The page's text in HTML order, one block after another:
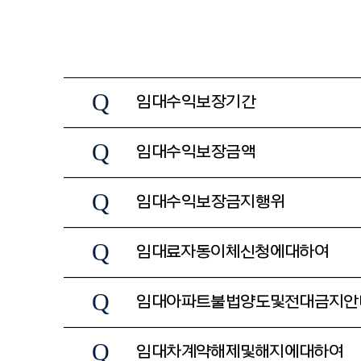
Q 임대수익보장기간
Q 임대수익보장금액
Q 임대수익보장 금지행위
Q 임대료 자동이체 신청에 대하여
Q 임대아파트 불법양도 및 전대금지
Q 임대차계약 해제 및 해지에 대하여